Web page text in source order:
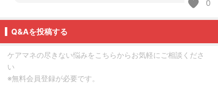
0
Q&Aを投稿する